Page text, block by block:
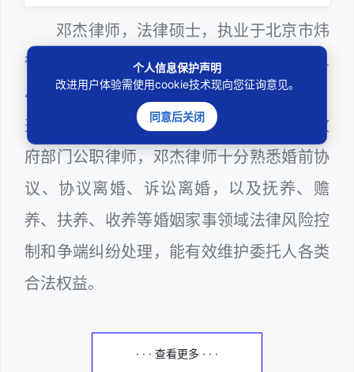
邓杰律师，法律硕士，执业于北京市炜
衡（深圳）律师事务所，律师执业证号为14
403201810022100。邓杰律师现（或曾）
兼任深圳市人民政府听证员、深圳市某区政
府部门公职律师，邓杰律师十分熟悉婚前协
议、协议离婚、诉讼离婚，以及抚养、赡
养、扶养、收养等婚姻家事领域法律风险控
制和争端纠纷处理，能有效维护委托人各类
合法权益。
· · · 查看更多 · · ·
个人信息保护声明
改进用户体验需使用cookie技术现向您征询意见。
同意后关闭